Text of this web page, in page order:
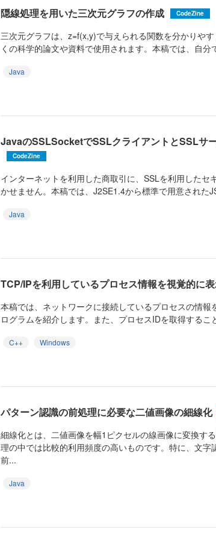
隠線処理を用いた三次元グラフの作成 CodeZine
三次元グラフは、z=f(x,y)で与えられる関数を分かりや
くの科学的論文や資料で使用されます。本稿では、自分
Java
JavaのSSLSocketでSSLクライアントとSSLサ
CodeZine
インターネットを利用した商取引に、SSLを利用したセ
かせません。本稿では、J2SE1.4から標準で用意された
Java
TCP/IPを利用しているプロセス情報を視覚的に
本稿では、ネットワークに接続しているプロセスの情報
ログラムを紹介します。また、プロセスIDを取得するこ
C++
Windows
パターン認識の前処理に必要な二値画像の細線化
細線化とは、二値画像を幅1ピクセルの線画像に変換す
理の中では比較的利用頻度の高いものです。特に、文字
前...
Java